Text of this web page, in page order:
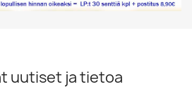
uutiset ja tietoa